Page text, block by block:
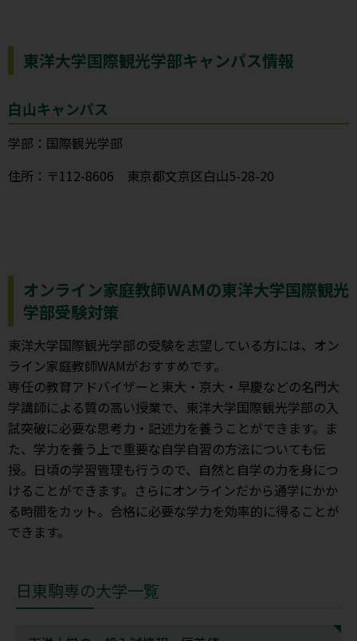
東洋大学国際観光学部キャンパス情報
白山キャンパス
学部：国際観光学部
住所：〒112-8606 東京都文京区白山5-28-20
オンライン家庭教師WAMの東洋大学国際観光
学部受験対策
東洋大学国際観光学部の受験を志望している方には、オン
ライン家庭教師WAMがおすすめです。
専任の教育アドバイザーと東大・京大・早慶などの名門大
学講師による質の高い授業で、東洋大学国際観光学部の入
試突破に必要な思考力・記述力を養うことができます。ま
た、学力を養う上で重要な自学自習の方法についても伝
授。日頃の学習管理も行うので、自然と自学の力を身につ
けることができます。さらにオンラインだから通学にかか
る時間をカット。合格に必要な学力を効率的に得ることが
できます。
日東駒専の大学一覧